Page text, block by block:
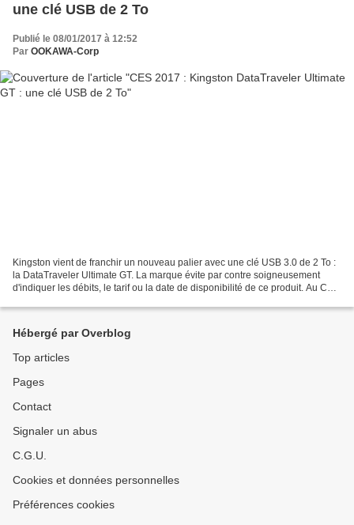
une clé USB de 2 To
Publié le 08/01/2017 à 12:52
Par OOKAWA-Corp
Kingston vient de franchir un nouveau palier avec une clé USB 3.0 de 2 To :
la DataTraveler Ultimate GT. La marque évite par contre soigneusement
d'indiquer les débits, le tarif ou la date de disponibilité de ce produit. Au CES
Hébergé par Overblog
Top articles
Pages
Contact
Signaler un abus
C.G.U.
Cookies et données personnelles
Préférences cookies